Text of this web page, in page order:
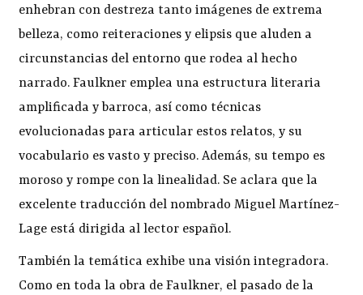
enhebran con destreza tanto imágenes de extrema
belleza, como reiteraciones y elipsis que aluden a
circunstancias del entorno que rodea al hecho
narrado. Faulkner emplea una estructura literaria
amplificada y barroca, así como técnicas
evolucionadas para articular estos relatos, y su
vocabulario es vasto y preciso. Además, su tempo es
moroso y rompe con la linealidad. Se aclara que la
excelente traducción del nombrado Miguel Martínez-
Lage está dirigida al lector español.
También la temática exhibe una visión integradora.
Como en toda la obra de Faulkner, el pasado de la